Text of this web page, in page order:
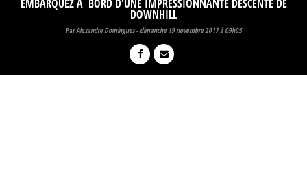
EMBARQUEZ Ã BORD D'UNE IMPRESSIONNANTE DESCENTE DE
DOWNHILL
ParAlexandre Domingues- dimanche 19 novembre 2017 à 09h05